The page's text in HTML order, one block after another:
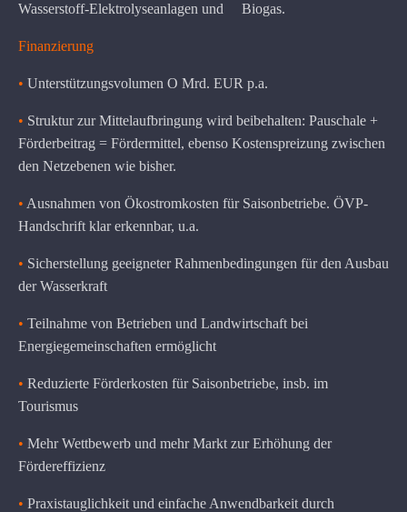
Wasserstoff-Elektrolyseanlagen und Biogas.
Finanzierung
• Unterstützungsvolumen O Mrd. EUR p.a.
• Struktur zur Mittelaufbringung wird beibehalten: Pauschale +
Förderbeitrag = Fördermittel, ebenso Kostenspreizung zwischen
den Netzebenen wie bisher.
• Ausnahmen von Ökostromkosten für Saisonbetriebe. ÖVP-
Handschrift klar erkennbar, u.a.
• Sicherstellung geeigneter Rahmenbedingungen für den Ausbau
der Wasserkraft
• Teilnahme von Betrieben und Landwirtschaft bei
Energiegemeinschaften ermöglicht
• Reduzierte Förderkosten für Saisonbetriebe, insb. im
Tourismus
• Mehr Wettbewerb und mehr Markt zur Erhöhung der
Fördereffizienz
• Praxistauglichkeit und einfache Anwendbarkeit durch